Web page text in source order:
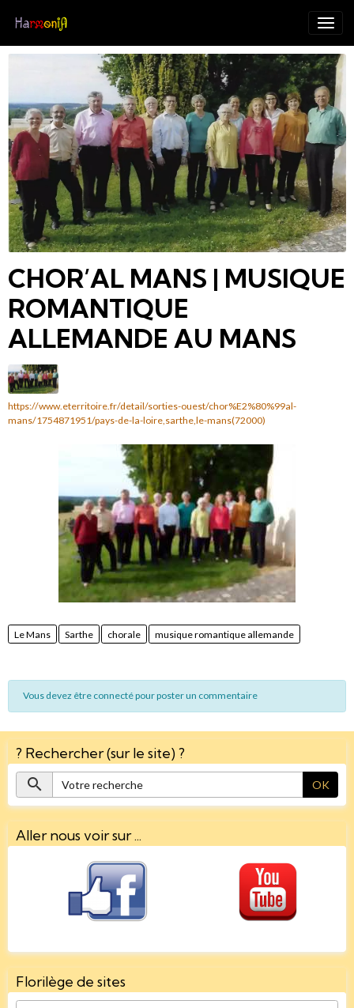
CHOR’AL MANS | MUSIQUE
ROMANTIQUE
ALLEMANDE AU MANS
https://www.eterritoire.fr/detail/sorties-ouest/chor%E2%80%99al-
mans/1754871951/pays-de-la-loire,sarthe,le-mans(72000)
Le Mans Sarthe chorale musique romantique allemande
Vous devez être connecté pour poster un commentaire
? Rechercher (sur le site) ?
OK
Aller nous voir sur ...
Florilège de sites